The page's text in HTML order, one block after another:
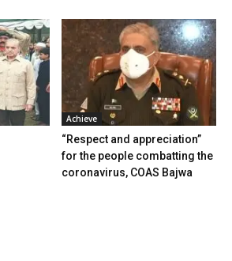
Achieve
“Respect and appreciation”
for the people combatting the
coronavirus, COAS Bajwa